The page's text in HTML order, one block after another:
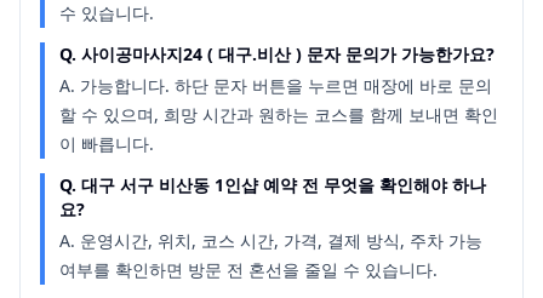
수 있습니다.
Q. 사이공마사지24 ( 대구.비산 ) 문자 문의가 가능한가요?
A. 가능합니다. 하단 문자 버튼을 누르면 매장에 바로 문의
할 수 있으며, 희망 시간과 원하는 코스를 함께 보내면 확인
이 빠릅니다.
Q. 대구 서구 비산동 1인샵 예약 전 무엇을 확인해야 하나
요?
A. 운영시간, 위치, 코스 시간, 가격, 결제 방식, 주차 가능
여부를 확인하면 방문 전 혼선을 줄일 수 있습니다.